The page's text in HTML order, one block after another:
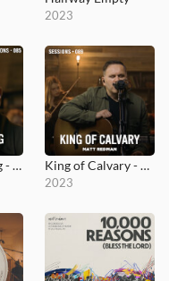
2023
Son of Suffering - MultiTracks.com Session King of Calvary - MultiTracks.com Session
2023